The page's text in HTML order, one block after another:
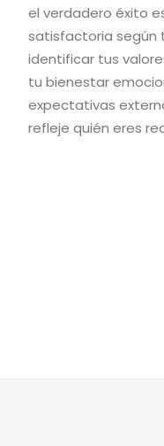
el verdadero éxito
satisfactoria según
identificar tus
tu bienestar
expectativas
refleje quién eres